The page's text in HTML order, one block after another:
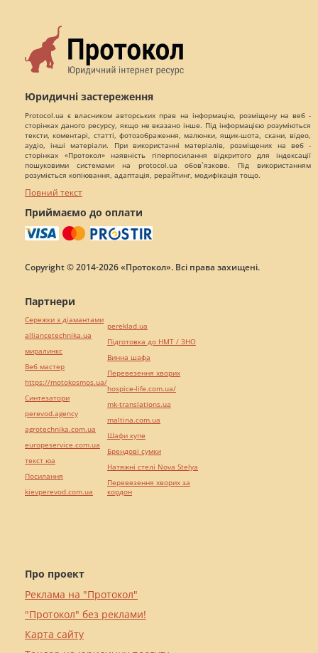
Юридичні застереження
Protocol.ua є власником авторських прав на інформацію, розміщену на веб -
сторінках даного ресурсу, якщо не вказано інше. Під інформацією розуміються
тексти, коментарі, статті, фотозображення, малюнки, ящик-шота, скани, відео,
аудіо, інші матеріали. При використанні матеріалів, розміщених на веб -
сторінках «Протокол» наявність гіперпосилання відкритого для індексації
пошуковими системами на protocol.ua обов`язкове. Під використанням
розуміється копіювання, адаптація, рерайтинг, модифікація тощо.
Повний текст
Приймаємо до оплати
Copyright © 2014-2026 «Протокол». Всі права захищені.
Про проект
Реклама на "Протокол"
"Протокол" без реклами!
Карта сайту
Партнери
Сережки з діамантами
alliancetechnika.ua
миралинкс
Веб мастер
https://motokosmos.ua/
Синтезатори
perevod.agency
agrotechnika.com.ua
europeservice.com.ua
текст юа
Посилання
kievperevod.com.ua
pereklad.ua
Підготовка до НМТ / ЗНО
Винна шафа
Перевезення хворих
hospice-life.com.ua/
mk-translations.ua
maltina.com.ua
Шафи купе
Брендові сумки
Натяжні стелі Nova Stelya
Перевезення хворих за
кордон